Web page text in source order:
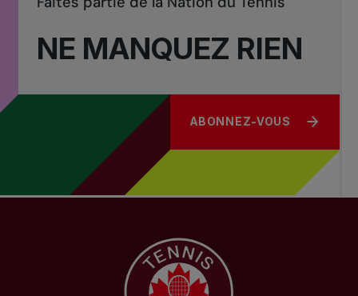
NE MANQUEZ RIEN
ABONNEZ-VOUS